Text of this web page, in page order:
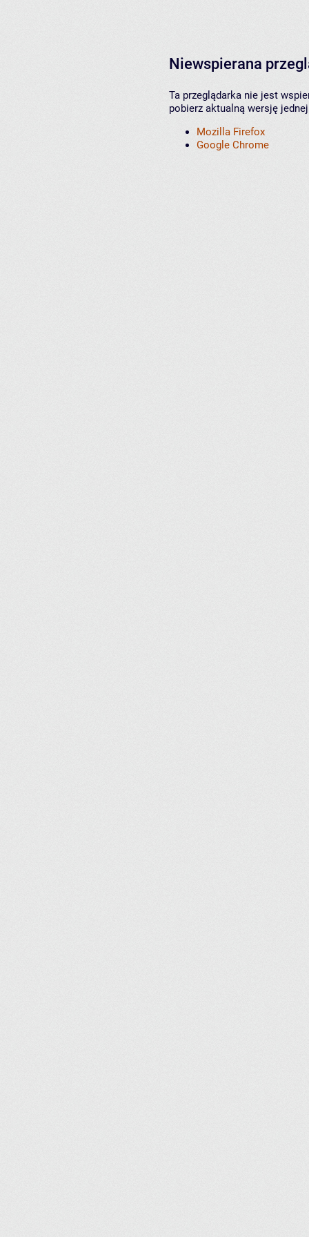
Niewspierana
Ta przeglądarka nie jest
pobierz aktualną wersję
Mozilla Firefox
Google Chrome